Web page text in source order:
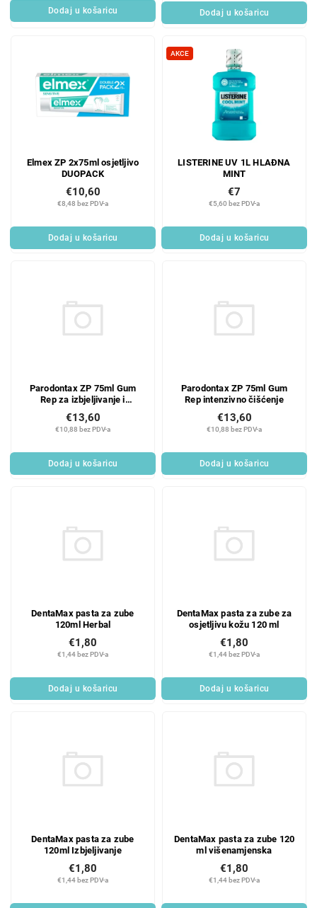
Dodaj u košaricu Dodaj u košaricu
Elmex ZP 2x75ml osjetljivo
DUOPACK
€8,48 bez PDV-a
€10,60
Dodaj u košaricu
AKCE
LISTERINE UV 1L HLAĐNA
MINT
€5,60 bez PDV-a
€7
Dodaj u košaricu
Parodontax ZP 75ml Gum
Rep za izbjeljivanje i
€10,88 bez PDV-a
€13,60
Dodaj u košaricu
Parodontax ZP 75ml Gum
Rep intenzivno čišćenje
€10,88 bez PDV-a
€13,60
Dodaj u košaricu
DentaMax pasta za zube
120ml Herbal
€1,44 bez PDV-a
€1,80
Dodaj u košaricu
DentaMax pasta za zube za
osjetljivu kožu 120 ml
€1,44 bez PDV-a
€1,80
Dodaj u košaricu
DentaMax pasta za zube
120ml Izbjeljivanje
€1,44 bez PDV-a
€1,80
DentaMax pasta za zube 120
ml višenamjenska
€1,44 bez PDV-a
€1,80